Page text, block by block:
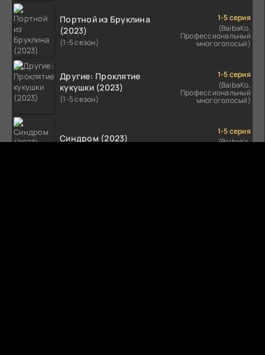
Портной из Бруклина
(2023)
(1-5 сезон)
1-5 серия
(BaibaKo,
Профессиональный
многоголосый)
Другие: Проклятие
кукушки (2023)
(1-5 сезон)
1-5 серия
(BaibaKo,
Профессиональный
многоголосый)
Синдром (2023)
1-5 серия
(BaibaKo,